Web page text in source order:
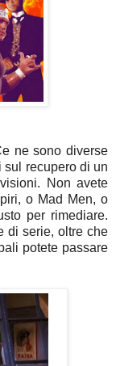
ne sono diverse
sul recupero di un
Non avete
o Mad Men, o
per rimediare.
di serie, oltre che
potete passare